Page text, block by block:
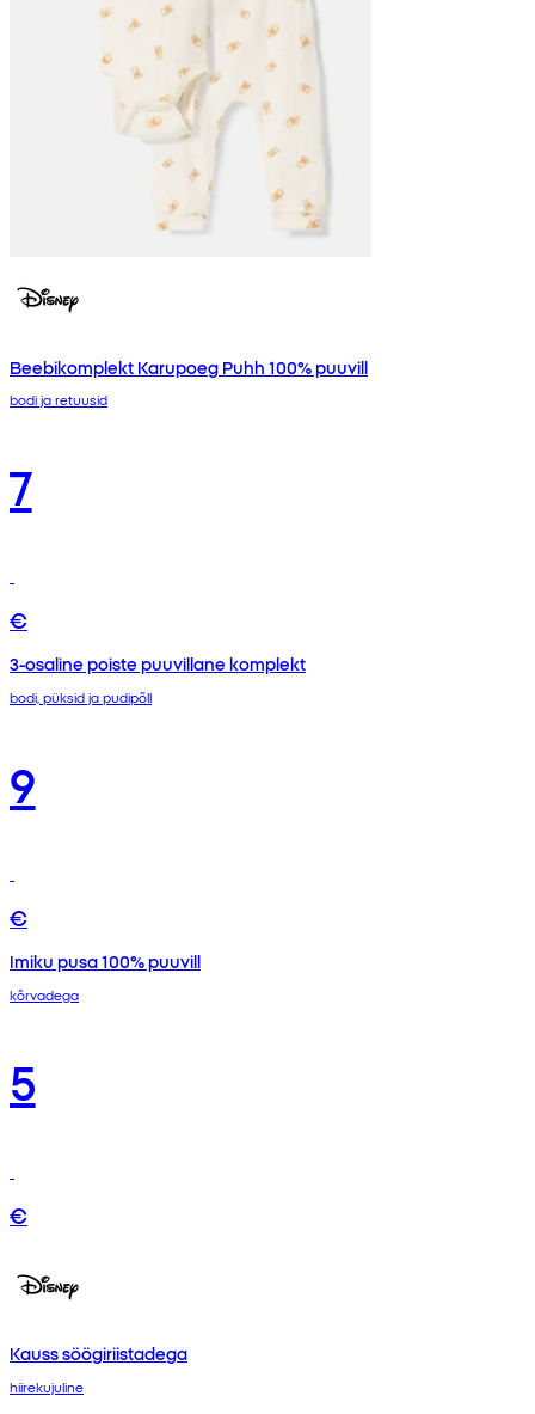
Beebikomplekt Karupoeg Puhh 100% puuvill
bodi ja retuusid
7
€
3-osaline poiste puuvillane komplekt
bodi, püksid ja pudipõll
9
€
Imiku pusa 100% puuvill
kõrvadega
5
€
Kauss söögiriistadega
hiirekujuline